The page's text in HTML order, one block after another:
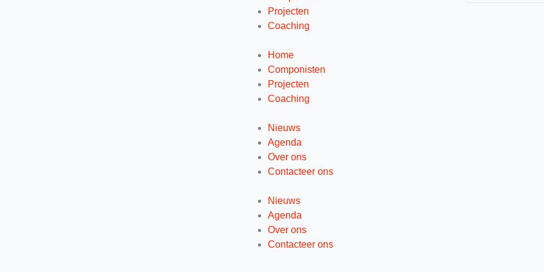
Projecten
Coaching
Home
Componisten
Projecten
Coaching
Nieuws
Agenda
Over ons
Contacteer ons
Nieuws
Agenda
Over ons
Contacteer ons